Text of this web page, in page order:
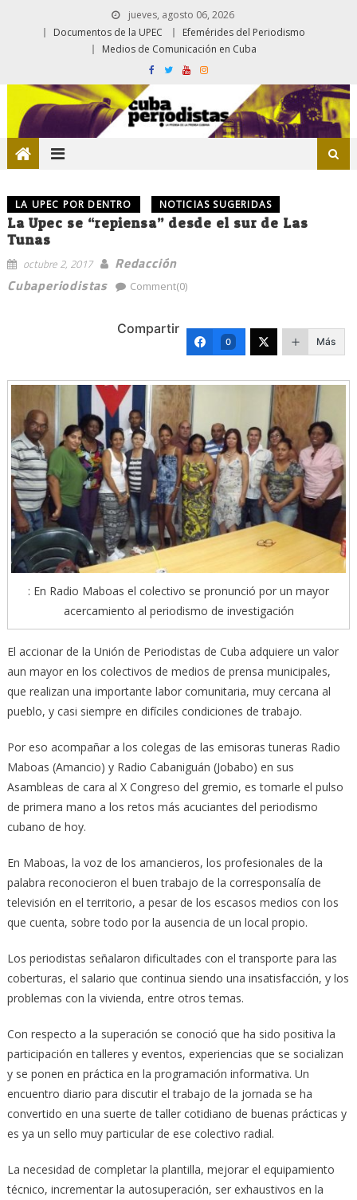
jueves, agosto 06, 2026
Documentos de la UPEC
Efemérides del Periodismo
Medios de Comunicación en Cuba
LA UPEC POR DENTRO NOTICIAS SUGERIDAS
La Upec se “repiensa” desde el sur de Las
Tunas
octubre 2, 2017
Redacción
Cubaperiodistas
Comment(0)
Compartir
0 Más
: En Radio Maboas el colectivo se pronunció por un mayor
acercamiento al periodismo de investigación
El accionar de la Unión de Periodistas de Cuba adquiere un valor
aun mayor en los colectivos de medios de prensa municipales,
que realizan una importante labor comunitaria, muy cercana al
pueblo, y casi siempre en difíciles condiciones de trabajo.
Por eso acompañar a los colegas de las emisoras tuneras Radio
Maboas (Amancio) y Radio Cabaniguán (Jobabo) en sus
Asambleas de cara al X Congreso del gremio, es tomarle el pulso
de primera mano a los retos más acuciantes del periodismo
cubano de hoy.
En Maboas, la voz de los amancieros, los profesionales de la
palabra reconocieron el buen trabajo de la corresponsalía de
televisión en el territorio, a pesar de los escasos medios con los
que cuenta, sobre todo por la ausencia de un local propio.
Los periodistas señalaron dificultades con el transporte para las
coberturas, el salario que continua siendo una insatisfacción, y los
problemas con la vivienda, entre otros temas.
Con respecto a la superación se conoció que ha sido positiva la
participación en talleres y eventos, experiencias que se socializan
y se ponen en práctica en la programación informativa. Un
encuentro diario para discutir el trabajo de la jornada se ha
convertido en una suerte de taller cotidiano de buenas prácticas y
es ya un sello muy particular de ese colectivo radial.
La necesidad de completar la plantilla, mejorar el equipamiento
técnico, incrementar la autosuperación, ser exhaustivos en la